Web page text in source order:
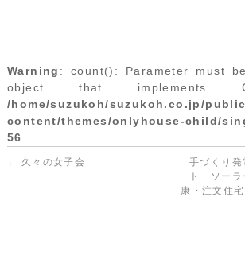
Warning : count(): Parameter must
object that implements
/home/suzukoh/suzukoh.co.jp/
content/themes/onlyhouse-child/
56
← 久々の女子会
手づくり発
ト ソーラ
康・注文住